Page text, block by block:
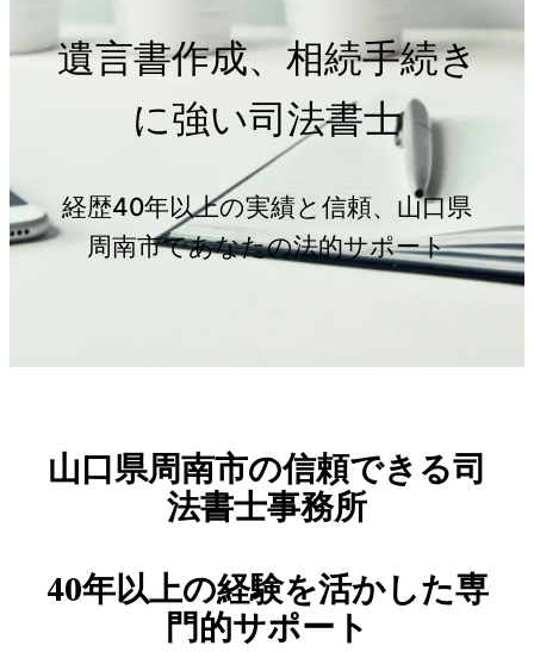
遺言書作成、相続手続き
に強い司法書士
経歴40年以上の実績と信頼、山口県
周南市であなたの法的サポート
山口県周南市の信頼できる司
法書士事務所
40年以上の経験を活かした専
門的サポート